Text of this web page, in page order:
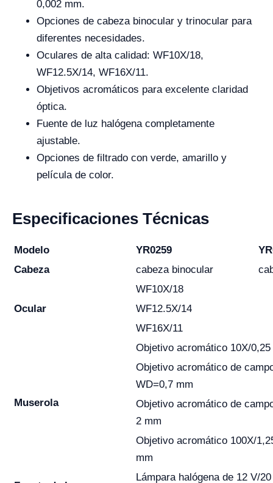
0,002 mm.
Opciones de cabeza binocular y trinocular para
diferentes necesidades.
Oculares de alta calidad: WF10X/18,
WF12.5X/14, WF16X/11.
Objetivos acromáticos para excelente claridad
óptica.
Fuente de luz halógena completamente
ajustable.
Opciones de filtrado con verde, amarillo y
película de color.
Especificaciones Técnicas
Modelo YR0259
Cabeza
cabeza binocular
Ocular
WF10X/18
WF12.5X/14
WF16X/11
Muserola
Objetivo acromático 10X/
Objetivo acromático de
WD=0,7 mm
Objetivo acromático de
2 mm
Objetivo acromático 100X/
mm
Lámpara halógena de 12 V/